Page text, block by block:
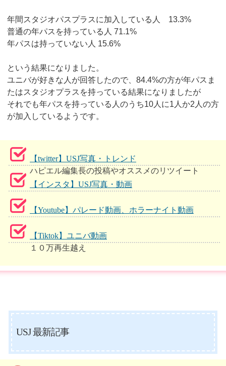
年間スタジオパスプラスに加入している人 13.3%
普通の年パスを持っている人 71.1%
年パスは持っていない人 15.6%
という結果になりました。
ユニバが好きな人が回答したので、84.4%の方が年パスま
たはスタジオプラスを持っている結果になりましたが
それでも年パスを持っている人のうち10人に1人か2人の方
が加入しているようです。
【twitter】USJ写真・トレンド
ハピエル編集長の投稿やオススメのリツイート
【インスタ】USJ写真・動画
【Youtube】パレード動画、ホラーナイト動画
【Tiktok】ユニバ動画
１０万再生越え
USJ 最新記事